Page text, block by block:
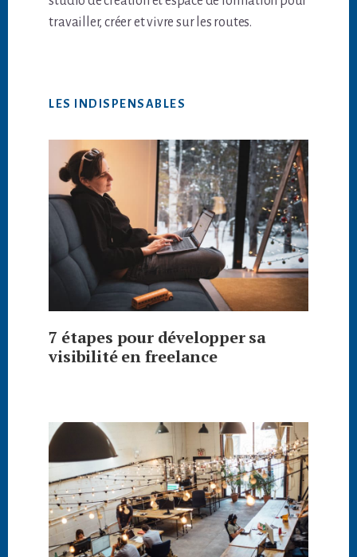
travailler, créer et vivre sur les routes.
LES INDISPENSABLES
7 étapes pour développer sa
visibilité en freelance